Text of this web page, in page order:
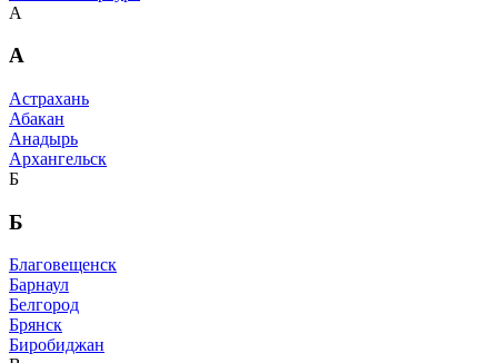
А
А
Астрахань
Абакан
Анадырь
Архангельск
Б
Б
Благовещенск
Барнаул
Белгород
Брянск
Биробиджан